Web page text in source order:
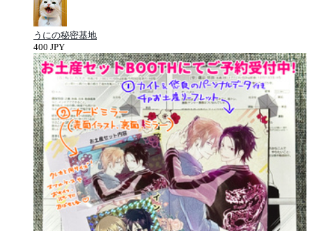
うにの秘密基地
400 JPY